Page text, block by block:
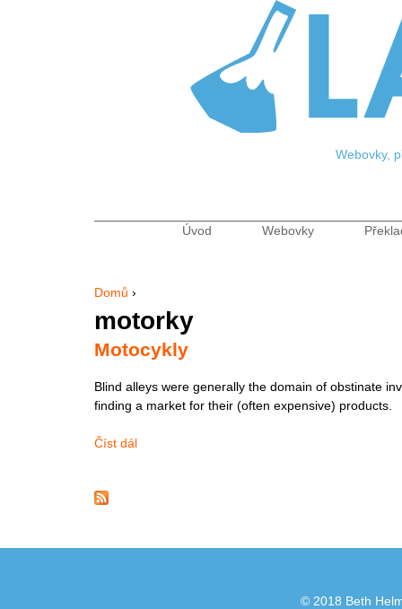
Webovky,
Jste zde
Domů ›
motorky
Motocykly
Blind alleys were generally the domain of obstinate
finding a market for their (often expensive) products.
Číst dál
Úvod Webovky
© 2018 Beth